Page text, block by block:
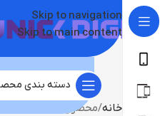
Skip to navigation
Skip to main content
دسته بندی
خانه محصول ابعاد